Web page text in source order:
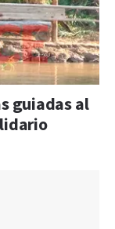
guiadas al